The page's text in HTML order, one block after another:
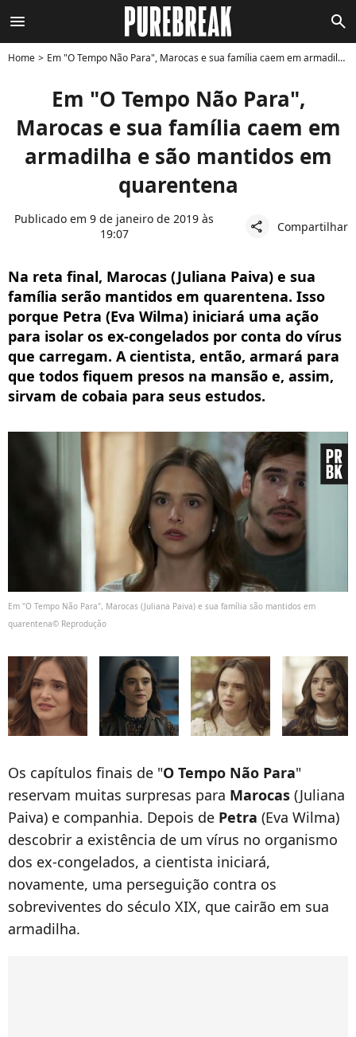
menu search
Home Em "O Tempo Não Para", Marocas e sua família caem em armadilha e são mantidos em quarentena
Em "O Tempo Não Para",
Marocas e sua família caem em
armadilha e são mantidos em
quarentena
Publicado em 9 de janeiro de 2019 às
19:07
share Compartilhar
Na reta final, Marocas (Juliana Paiva) e sua
família serão mantidos em quarentena. Isso
porque Petra (Eva Wilma) iniciará uma ação
para isolar os ex-congelados por conta do vírus
que carregam. A cientista, então, armará para
que todos fiquem presos na mansão e, assim,
sirvam de cobaia para seus estudos.
Em "O Tempo Não Para", Marocas (Juliana Paiva) e sua família são mantidos em
quarentena© Reprodução
Os capítulos finais de "O Tempo Não Para"
reservam muitas surpresas para Marocas (Juliana
Paiva) e companhia. Depois de Petra (Eva Wilma)
descobrir a existência de um vírus no organismo
dos ex-congelados, a cientista iniciará,
novamente, uma perseguição contra os
sobreviventes do século XIX, que cairão em sua
armadilha.